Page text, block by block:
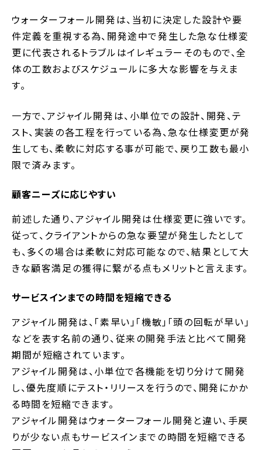
ウォーターフォール開発は、当初に決定した設計や要
件定義を重視する為、開発途中で発生した急な仕様変
更に代表されるトラブルはイレギュラーそのもので、全
体の工数およびスケジュールに多大な影響を与えま
す。
一方で、アジャイル開発は、小単位での設計、開発、テ
スト、実装の各工程を行っている為、急な仕様変更が発
生しても、柔軟に対応する事が可能で、戻り工数も最小
限で済みます。
顧客ニーズに応じやすい
前述した通り、アジャイル開発は仕様変更に強いです。
従って、クライアントからの急な要望が発生したとして
も、多くの場合は柔軟に対応可能なので、結果として大
きな顧客満足の獲得に繋がる点もメリットと言えます。
サービスインまでの時間を短縮できる
アジャイル開発は、「素早い」「機敏」「頭の回転が早い」
などを表す名前の通り、従来の開発手法と比べて開発
期間が短縮されています。
アジャイル開発は、小単位で各機能を切り分けて開発
し、優先度順にテスト・リリースを行うので、開発にかか
る時間を短縮できます。
アジャイル開発はウォーターフォール開発と違い、手戻
りが少ない点もサービスインまでの時間を短縮できる